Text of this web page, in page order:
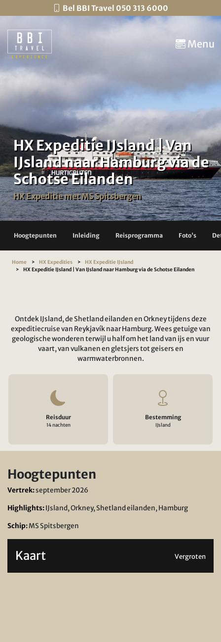
Bel BBI Travel 050 313 6000
Menu
HX Expeditie IJsland | Van
IJsland naar Hamburg via de
Schotse Eilanden
HX Expeditie met MS Spitsbergen
Hoogtepunten Inleiding Reisprogramma Foto's
Home HX Expedities
HX Expeditie IJsland
HX Expeditie IJsland | Van IJsland naar Hamburg via de Schotse Eilanden
Ontdek IJsland, de Shetland eilanden en Orkney tijdens deze
expeditiecruise van Reykjavík naar Hamburg. Wees getuige van
geologische wonderen terwijl u half om het land van ijs en vuur
vaart, van vulkanen en gletsjers tot geisers en
warmwaterbronnen.
Reisduur
14 nachten
Bestemming
IJsland
Hoogtepunten
Vertrek:september 2026
Highlights:IJsland, Orkney, Shetland eilanden, Hamburg
Schip:MS Spitsbergen
Kaart Vergroten